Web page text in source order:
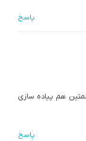
پاسخ
هم پیاده سازی
پاسخ